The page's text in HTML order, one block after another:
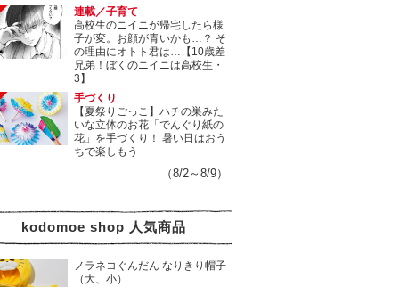
連載／子育て
高校生のニイニが帰宅したら様
子が変。お顔が青いかも…？ そ
の理由にオトト君は…【10歳差
兄弟！ぼくのニイニは高校生・
3】
手づくり
【夏祭りごっこ】ハチの巣みた
いな立体のお花「でんぐり紙の
花」を手づくり！ 暑い日はおう
ちで楽しもう
（8/2～8/9）
kodomoe shop 人気商品
ノラネコぐんだん なりきり帽子
（大、小）